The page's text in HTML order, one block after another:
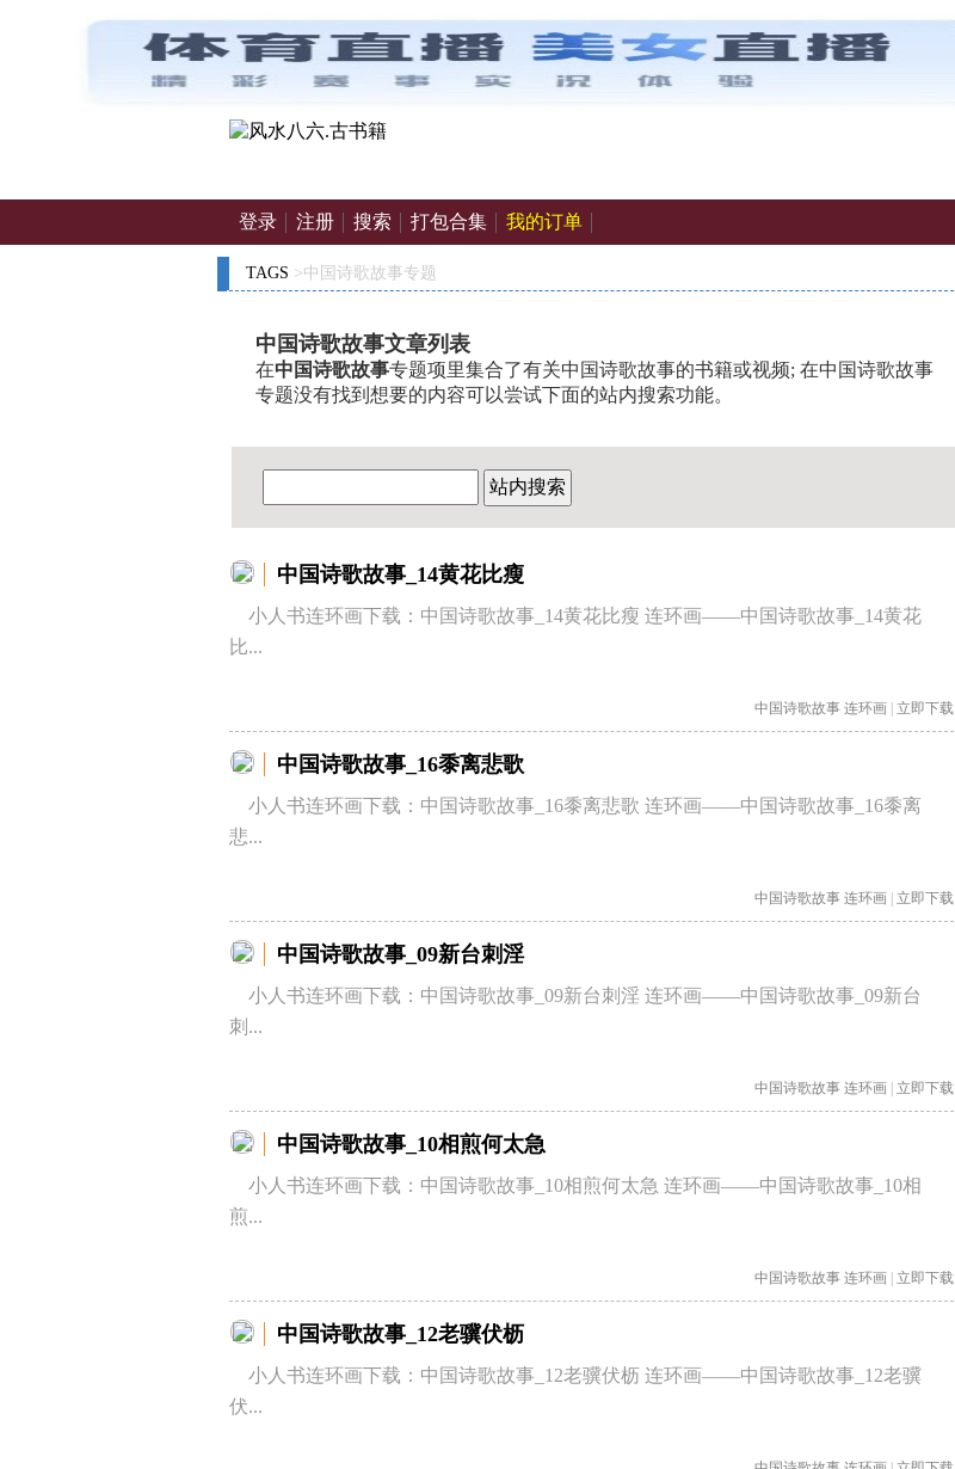
登录 注册 搜索 打包合集 我的订单
TAGS >中国诗歌故事专题
中国诗歌故事文章列表
在中国诗歌故事专题项里集合了有关中国诗歌故事的书籍或视频; 在中国诗歌故事
专题没有找到想要的内容可以尝试下面的站内搜索功能。
站内搜索
中国诗歌故事_14黄花比瘦
小人书连环画下载：中国诗歌故事_14黄花比瘦 连环画——中国诗歌故事_14黄花
比...
中国诗歌故事 连环画 | 立即下载
中国诗歌故事_16黍离悲歌
小人书连环画下载：中国诗歌故事_16黍离悲歌 连环画——中国诗歌故事_16黍离
悲...
中国诗歌故事 连环画 | 立即下载
中国诗歌故事_09新台刺淫
小人书连环画下载：中国诗歌故事_09新台刺淫 连环画——中国诗歌故事_09新台
刺...
中国诗歌故事 连环画 | 立即下载
中国诗歌故事_10相煎何太急
小人书连环画下载：中国诗歌故事_10相煎何太急 连环画——中国诗歌故事_10相
煎...
中国诗歌故事 连环画 | 立即下载
中国诗歌故事_12老骥伏枥
小人书连环画下载：中国诗歌故事_12老骥伏枥 连环画——中国诗歌故事_12老骥
伏...